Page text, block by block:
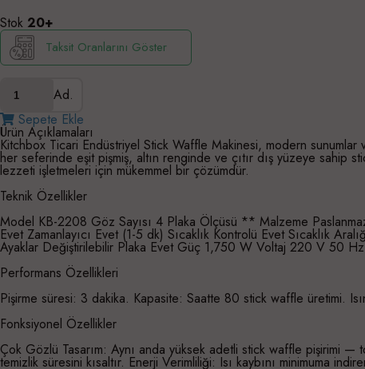
Stok 20+
Taksit Oranlarını Göster
Ad.
Sepete Ekle
Ürün Açıklamaları
Kitchbox Ticari Endüstriyel Stick Waffle Makinesi, modern sunumlar
her seferinde eşit pişmiş, altın renginde ve çıtır dış yüzeye sahip
lezzeti işletmeleri için mükemmel bir çözümdür.
Teknik Özellikler
Model KB-2208 Göz Sayısı 4 Plaka Ölçüsü ** Malzeme
Evet Zamanlayıcı Evet (1-5 dk) Sıcaklık Kontrolü Evet Sıcaklık
Ayaklar Değiştirilebilir Plaka Evet Güç 1,750 W Voltaj 220 V 50
Performans Özellikleri
Pişirme süresi: 3 dakika. Kapasite: Saatte 80 stick waffle üretimi.
Fonksiyonel Özellikler
Çok Gözlü Tasarım: Aynı anda yüksek adetli stick waffle pişirimi —
temizlik süresini kısaltır. Enerji Verimliliği: Isı kaybını minimuma